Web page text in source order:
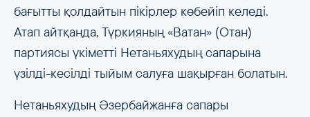
бағытты қолдайтын пікірлер көбейіп келеді.
Атап айтқанда, Түркияның «Ватан» (Отан)
партиясы үкіметті Нетаньяхудың сапарына
үзілді-кесілді тыйым салуға шақырған болатын.
Нетаньяхудың Әзербайжанға сапары